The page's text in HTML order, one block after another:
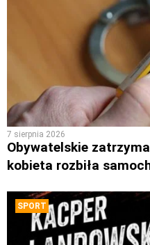
7 sierpnia 2026
Obywatelskie
kobieta rozbiła
SPORT